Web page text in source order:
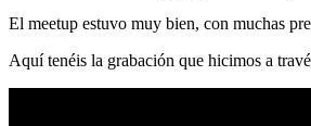
El meetup estuvo muy bien, con muchas
Aquí tenéis la grabación que hicimos a